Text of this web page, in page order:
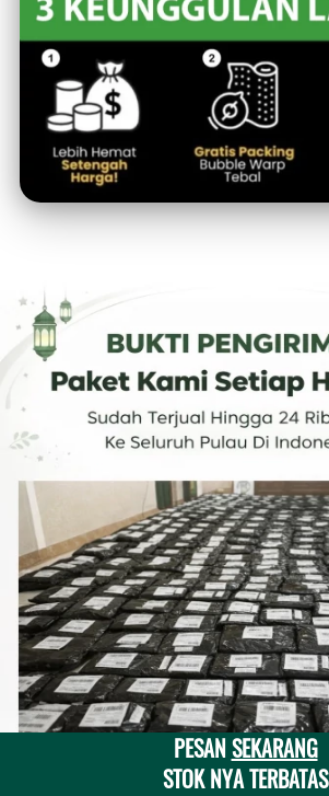
PESAN SEKARANG
STOK NYA TERBATAS